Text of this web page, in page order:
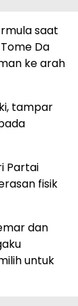
saat
Da
ke arah
tampar
Partai
fisik
dan
untuk